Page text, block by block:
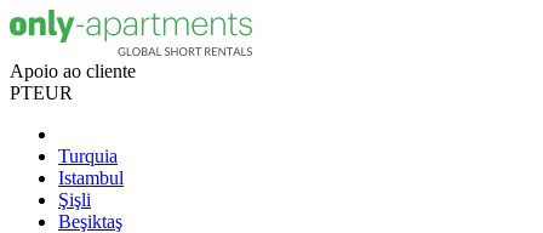
Apoio ao cliente
PTEUR
Turquia
Istambul
Şişli
Beşiktaş